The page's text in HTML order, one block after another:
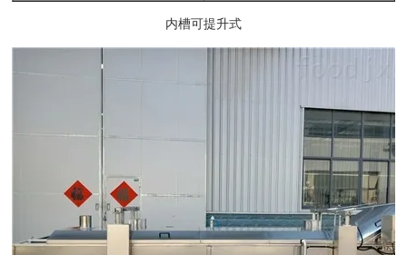
内槽可提升式